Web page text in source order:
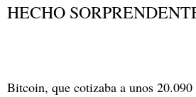
HECHO
Bitcoin, que cotizaba a unos